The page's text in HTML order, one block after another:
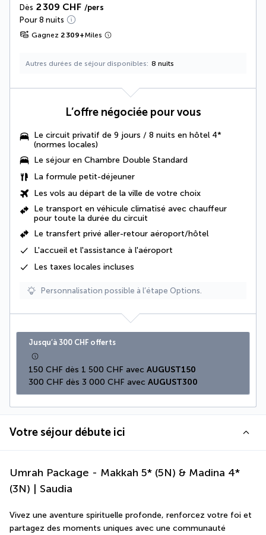
Dès 2 309 CHF /pers
Pour 8 nuits
Gagnez 2 309+Miles
Autres durées de séjour disponibles 8 nuits
L’offre négociée pour vous
Le circuit privatif de 9 jours / 8 nuits en hôtel 4*
(normes locales)
Le séjour en Chambre Double Standard
La formule petit-déjeuner
Les vols au départ de la ville de votre choix
Le transport en véhicule climatisé avec chauffeur
pour toute la durée du circuit
Le transfert privé aller-retour aéroport/hôtel
L'accueil et l'assistance à l'aéroport
Les taxes locales incluses
Personnalisation possible à l’étape Options.
Jusqu’à 300 CHF offerts
150 CHF dès 1 500 CHF avec AUGUST150
300 CHF dès 3 000 CHF avec AUGUST300
Votre séjour débute ici
Umrah Package - Makkah 5* (5N) & Madina 4*
(3N) | Saudia
Vivez une aventure spirituelle profonde, renforcez votre foi et
partagez des moments uniques avec une communauté